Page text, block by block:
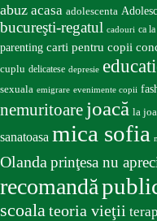
abuz acasa adolescenta
bucureşti-regatul cadouri ca
parenting carti pentru copii
cuplu delicatese depresie
sexuala emigrare evenimente copii
nemuritoare joacă la
sanatoasa mica sofia
Olanda prinţesa nu
recomandă
scoala teoria vieţii